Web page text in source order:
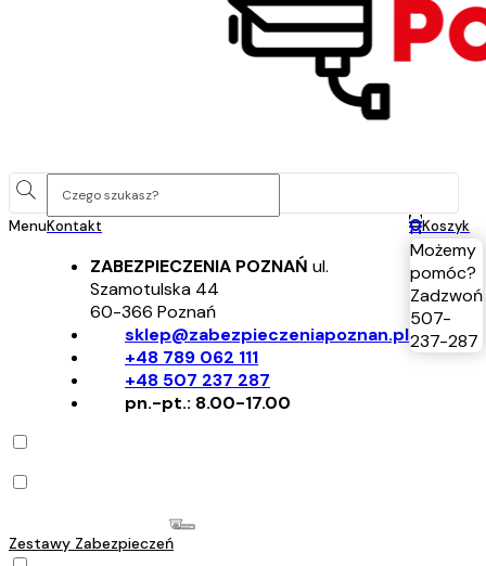
MenuKontakt
ZABEZPIECZENIA POZNAŃ ul.
Szamotulska 44
60-366 Poznań
sklep@zabezpieczeniapoznan.pl
+48 789 062 111
+48 507 237 287
pn.-pt.: 8.00-17.00
0Koszyk
Możemy
pomóc?
Zadzwoń
507-
237-287
Zestawy Zabezpieczeń